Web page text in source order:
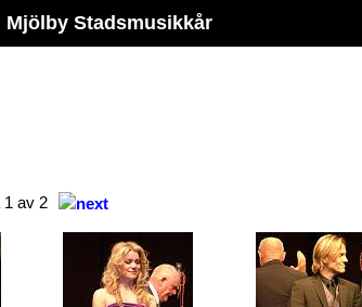
Mjölby Stadsmusikkår
1 av 2